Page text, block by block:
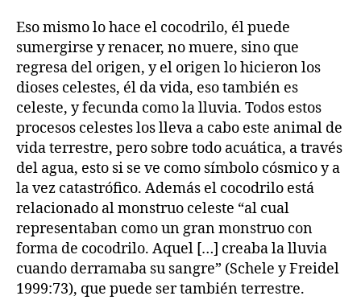
Eso mismo lo hace el cocodrilo, él puede
sumergirse y renacer, no muere, sino que
regresa del origen, y el origen lo hicieron los
dioses celestes, él da vida, eso también es
celeste, y fecunda como la lluvia. Todos estos
procesos celestes los lleva a cabo este animal de
vida terrestre, pero sobre todo acuática, a través
del agua, esto si se ve como símbolo cósmico y a
la vez catastrófico. Además el cocodrilo está
relacionado al monstruo celeste “al cual
representaban como un gran monstruo con
forma de cocodrilo. Aquel […] creaba la lluvia
cuando derramaba su sangre” (Schele y Freidel
1999:73), que puede ser también terrestre.